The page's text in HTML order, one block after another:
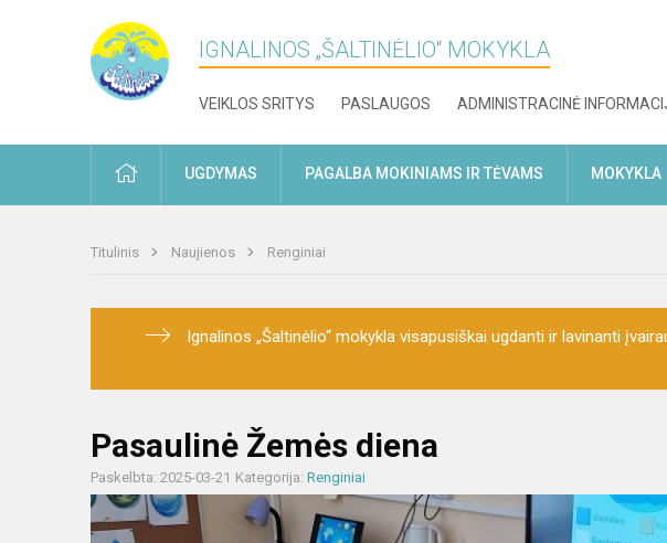
IGNALINOS „ŠALTINĖLIO“ MOKYKLA
VEIKLOS SRITYS PASLAUGOS ADMINISTRACINĖ
PRADŽIAUGDYMAS PAGALBA MOKINIAMS IR TĖVAMS MOKYKLA
Titulinis Naujienos Renginiai
Ignalinos „Šaltinėlio“ mokykla visapusiškai ugdanti ir lavinanti
Pasaulinė Žemės diena
Paskelbta: 2025-03-21 Kategorija: Renginiai